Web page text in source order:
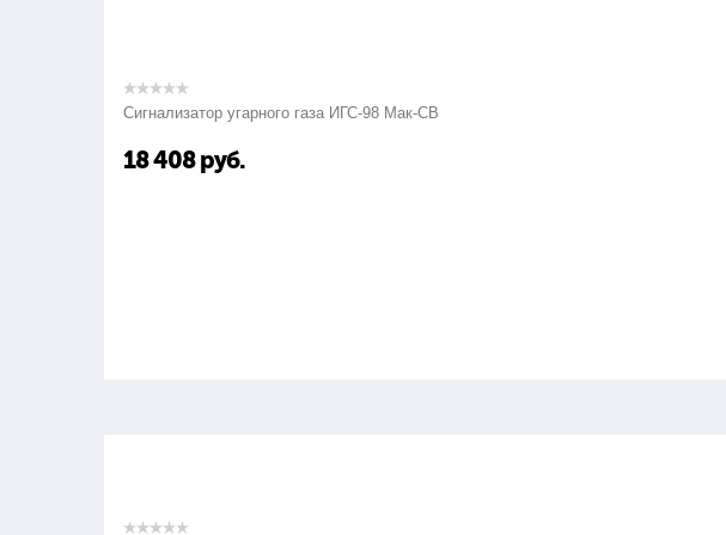
Сигнализатор угарного газа ИГС-98 Мак-СВ
18 408 руб.